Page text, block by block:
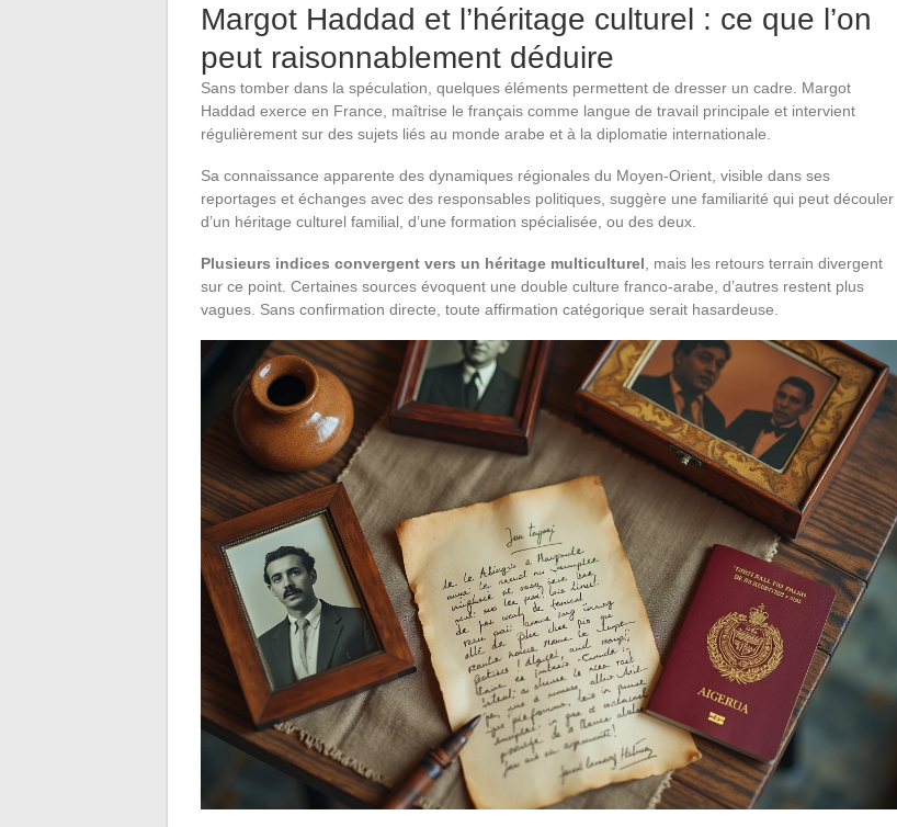
Margot Haddad et l’héritage culturel : ce que l’on
peut raisonnablement déduire
Sans tomber dans la spéculation, quelques éléments permettent de dresser un cadre. Margot
Haddad exerce en France, maîtrise le français comme langue de travail principale et intervient
régulièrement sur des sujets liés au monde arabe et à la diplomatie internationale.
Sa connaissance apparente des dynamiques régionales du Moyen-Orient, visible dans ses
reportages et échanges avec des responsables politiques, suggère une familiarité qui peut découler
d’un héritage culturel familial, d’une formation spécialisée, ou des deux.
Plusieurs indices convergent vers un héritage multiculturel , mais les retours terrain divergent
sur ce point. Certaines sources évoquent une double culture franco-arabe, d’autres restent plus
vagues. Sans confirmation directe, toute affirmation catégorique serait hasardeuse.